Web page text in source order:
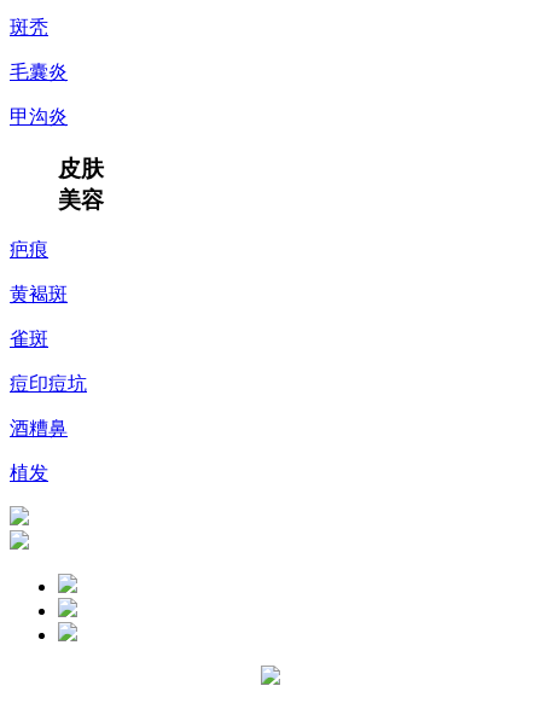
斑秃
毛囊炎
甲沟炎
皮肤
美容
疤痕
黄褐斑
雀斑
痘印痘坑
酒糟鼻
植发